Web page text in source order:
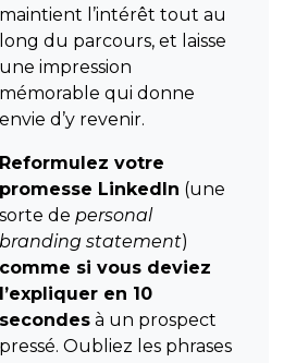
maintient l’intérêt tout au
long du parcours, et laisse
une impression
mémorable qui donne
envie d’y revenir.
Reformulez votre
promesse LinkedIn (une
sorte de personal
branding statement)
comme si vous deviez
l’expliquer en 10
secondes à un prospect
pressé. Oubliez les phrases